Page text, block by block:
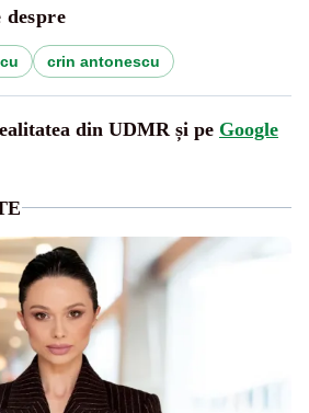
crin antonescu
din UDMR și pe Google